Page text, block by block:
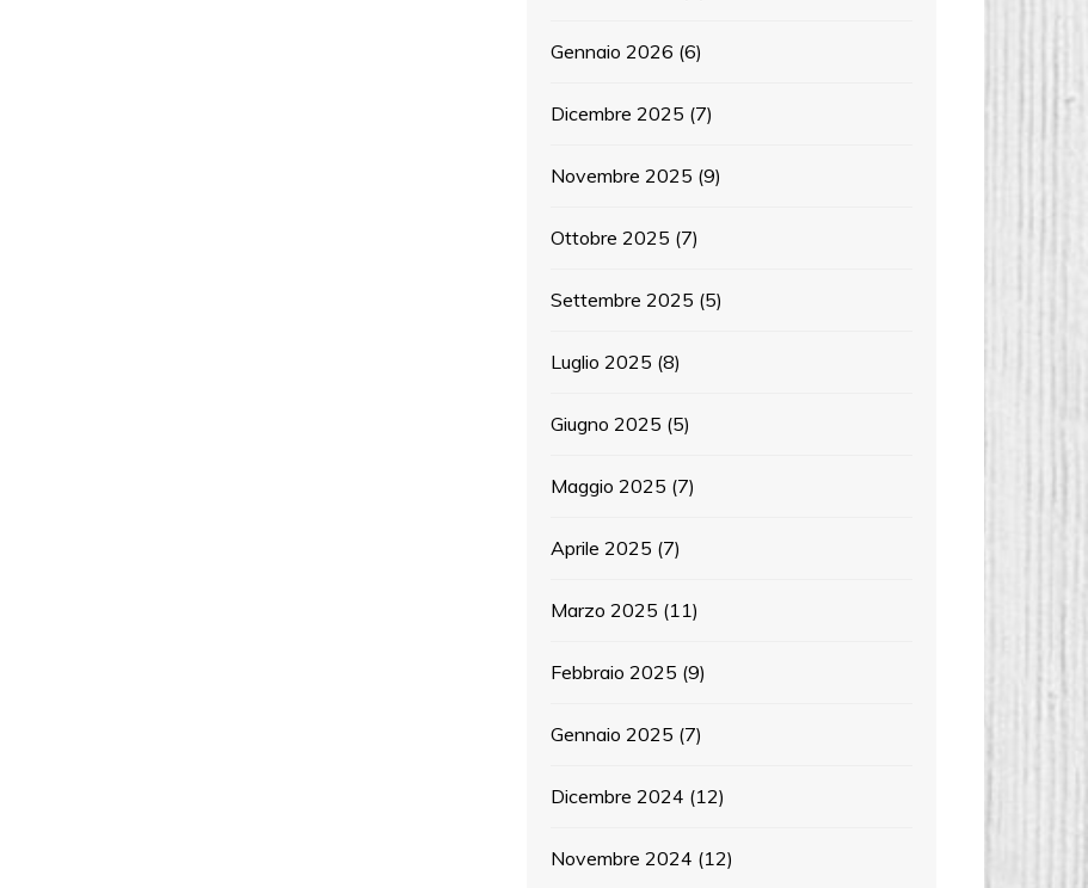
Gennaio 2026 (6)
Dicembre 2025 (7)
Novembre 2025 (9)
Ottobre 2025 (7)
Settembre 2025 (5)
Luglio 2025 (8)
Giugno 2025 (5)
Maggio 2025 (7)
Aprile 2025 (7)
Marzo 2025 (11)
Febbraio 2025 (9)
Gennaio 2025 (7)
Dicembre 2024 (12)
Novembre 2024 (12)